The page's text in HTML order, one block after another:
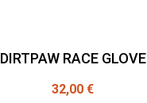
DIRTPAW RACE GLOVE
32,00 €